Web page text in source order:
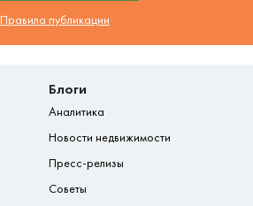
Правила публикации
Блоги
Аналитика
Новости недвижимости
Пресс-релизы
Советы